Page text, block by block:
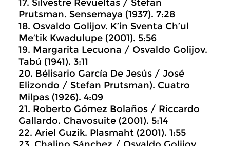
17. Silvestre Revueltas / Stefan
Prutsman. Sensemaya (1937). 7:28
18. Osvaldo Golijov. K’in Sventa Ch’ul
Me’tik Kwadulupe (2001). 5:56
19. Margarita Lecuona / Osvaldo Golijov.
Tabú (1941). 3:11
20. Bélisario García De Jesús / José
Elizondo / Stefan Prutsman). Cuatro
Milpas (1926). 4:09
21. Roberto Gómez Bolaños / Riccardo
Gallardo. Chavosuite (2001). 5:14
22. Ariel Guzik. Plasmaht (2001). 1:55